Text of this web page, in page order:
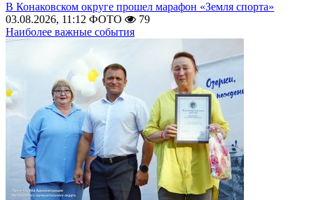
В Конаковском округе прошел марафон «Земля спорта»
03.08.2026, 11:12 ФОТО
79
Наиболее важные события